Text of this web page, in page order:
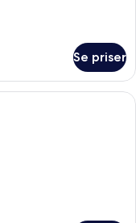
Se priser
| Separat badekar og